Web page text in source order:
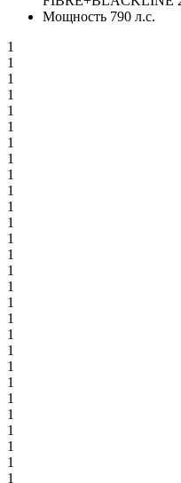
1
1
1
1
1
1
1
1
1
1
1
1
1
1
1
1
1
1
1
1
1
1
1
1
1
1
1
1